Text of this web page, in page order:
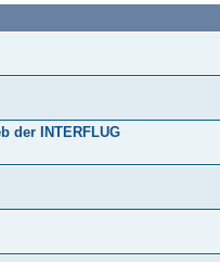
der INTERFLUG